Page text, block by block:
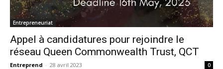
Entrepreneuriat
Appel à candidatures pour rejoindre le
réseau Queen Commonwealth Trust, QCT
Entreprend - 28 avril 2023 0